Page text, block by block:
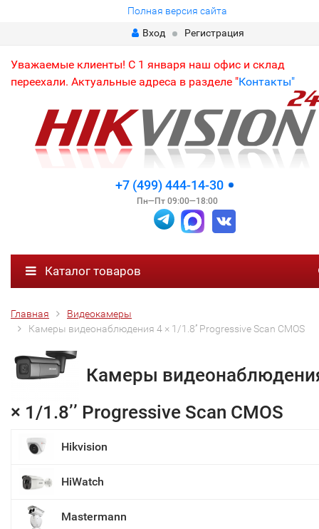
Полная версия сайта
Вход
Регистрация
Уважаемые клиенты! С 1 января наш офис и склад
переехали. Актуальные адреса в разделе "Контакты"
+7 (499) 444-14-30
Пн—Пт 09:00—18:00
Каталог товаров
Главная
Видеокамеры
Камеры видеонаблюдения 4 × 1/1.8’’ Progressive Scan CMOS
Камеры
× 1/1.8’’ Progressive Scan CMOS
Hikvision
HiWatch
Mastermann